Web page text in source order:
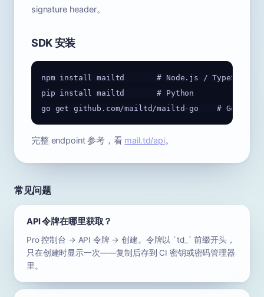
signature header。
SDK 安装
npm install mailtd       # Node.js / TypeScript
pip install mailtd       # Python
完整 endpoint 参考，看 mail.td/api。
常见问题
API 令牌在哪里获取？
Pro 控制台 → API 令牌 → 创建。令牌以 `td_` 前缀开头，
只在创建时显示一次——复制后存到 CI 密钥或密码管理器
里。